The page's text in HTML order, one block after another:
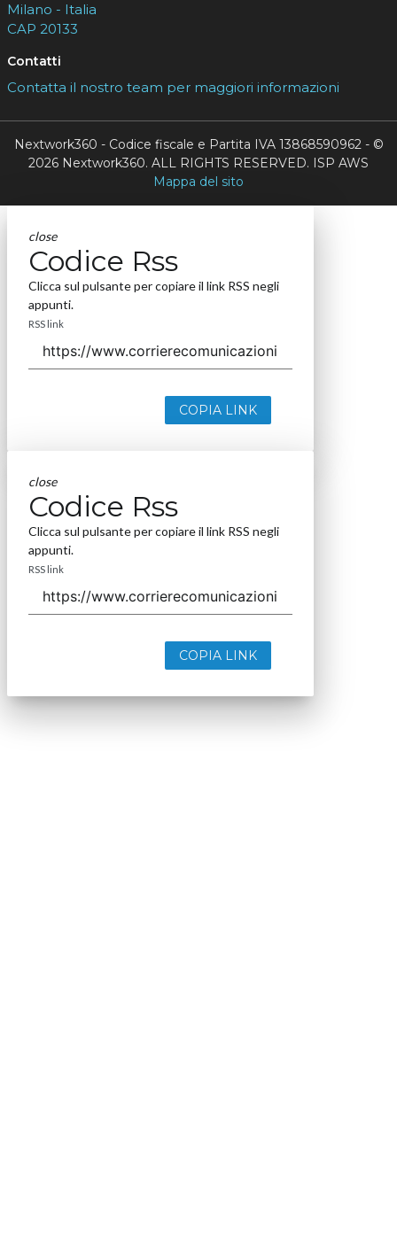
Milano - Italia
CAP 20133
Contatti
Contatta il nostro team per maggiori informazioni
Nextwork360 - Codice fiscale e Partita IVA 13868590962 - ©
2026 Nextwork360. ALL RIGHTS RESERVED. ISP AWS
Mappa del sito
close
Codice Rss
Clicca sul pulsante per copiare il link RSS negli
appunti.
RSS link
COPIA LINK
close
Codice Rss
Clicca sul pulsante per copiare il link RSS negli
appunti.
RSS link
COPIA LINK